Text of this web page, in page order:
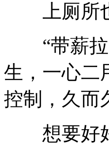
上厕所也
“带薪拉
生，一心二
控制，久而
想要好好